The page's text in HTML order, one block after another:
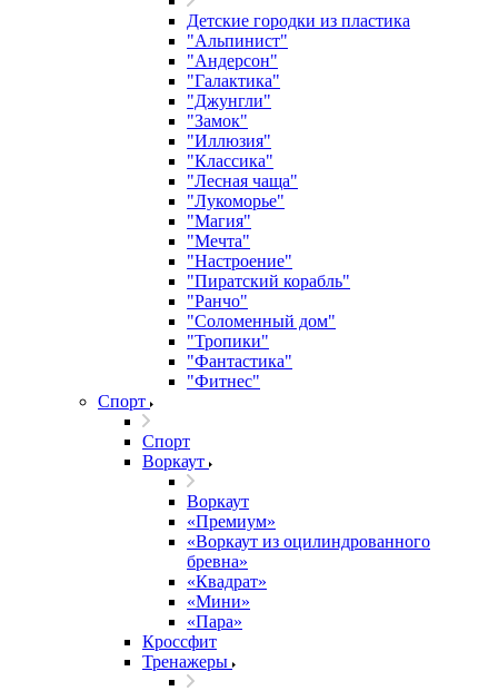
Детские городки из пластика
"Альпинист"
"Андерсон"
"Галактика"
"Джунгли"
"Замок"
"Иллюзия"
"Классика"
"Лесная чаща"
"Лукоморье"
"Магия"
"Мечта"
"Настроение"
"Пиратский корабль"
"Ранчо"
"Соломенный дом"
"Тропики"
"Фантастика"
"Фитнес"
Спорт
Спорт
Воркаут
Воркаут
«Премиум»
«Воркаут из оцилиндрованного
бревна»
«Квадрат»
«Мини»
«Пара»
Кроссфит
Тренажеры